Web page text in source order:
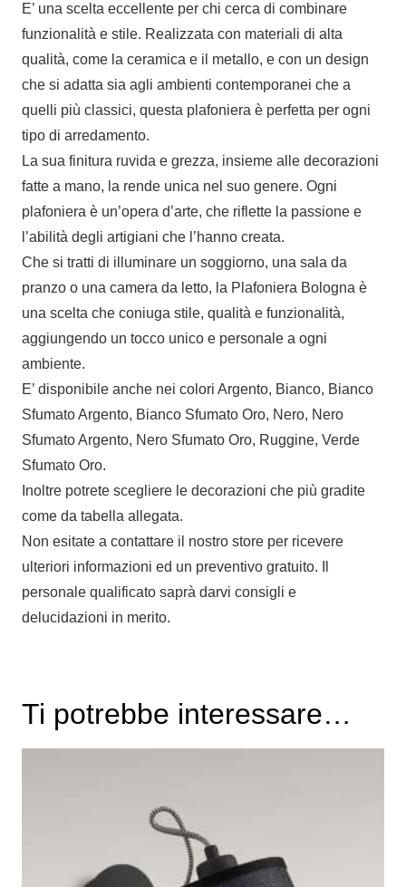
E’ una scelta eccellente per chi cerca di combinare
funzionalità e stile. Realizzata con materiali di alta
qualità, come la ceramica e il metallo, e con un design
che si adatta sia agli ambienti contemporanei che a
quelli più classici, questa plafoniera è perfetta per ogni
tipo di arredamento.
La sua finitura ruvida e grezza, insieme alle decorazioni
fatte a mano, la rende unica nel suo genere. Ogni
plafoniera è un’opera d’arte, che riflette la passione e
l’abilità degli artigiani che l’hanno creata.
Che si tratti di illuminare un soggiorno, una sala da
pranzo o una camera da letto, la Plafoniera Bologna è
una scelta che coniuga stile, qualità e funzionalità,
aggiungendo un tocco unico e personale a ogni
ambiente.
E’ disponibile anche nei colori Argento, Bianco, Bianco
Sfumato Argento, Bianco Sfumato Oro, Nero, Nero
Sfumato Argento, Nero Sfumato Oro, Ruggine, Verde
Sfumato Oro.
Inoltre potrete scegliere le decorazioni che più gradite
come da tabella allegata.
Non esitate a contattare il nostro store per ricevere
ulteriori informazioni ed un preventivo gratuito. Il
personale qualificato saprà darvi consigli e
delucidazioni in merito.
Ti potrebbe interessare…